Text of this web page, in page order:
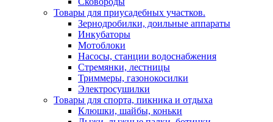
Товары для приусадебных участков.
Зернодробилки, доильные аппараты
Инкубаторы
Мотоблоки
Насосы, станции водоснабжения
Стремянки, лестницы
Триммеры, газонокосилки
Электросушилки
Товары для спорта, пикника и отдыха
Клюшки, шайбы, коньки